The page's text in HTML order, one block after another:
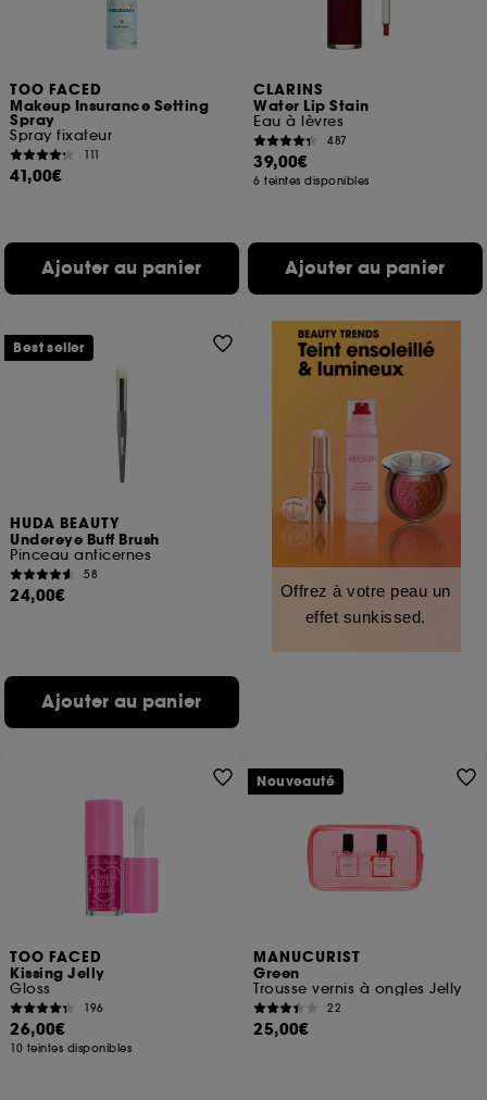
TOO FACED
Makeup Insurance Setting
Spray
Spray fixateur
111
41,00€
Ajouter au panier
CLARINS
Water Lip Stain
Eau à lèvres
487
39,00€
6 teintes disponibles
Ajouter au panier
HUDA BEAUTY
Undereye Buff Brush
Pinceau anticernes
58
24,00€
Ajouter au panier
Best seller
Offrez à votre peau un
effet sunkissed.
TOO FACED
Kissing Jelly
Gloss
196
26,00€
10 teintes disponibles
MANUCURIST
Green
Trousse vernis à ongles Jelly
22
25,00€
Nouveauté